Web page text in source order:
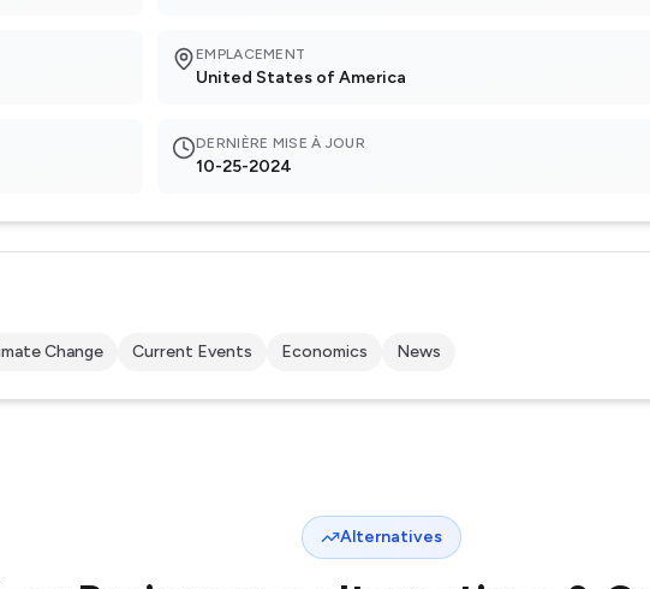
EMPLACEMENT
United States of America
DERNIÈRE MISE À JOUR
10-25-2024
Change Current Events Economics News
Alternatives